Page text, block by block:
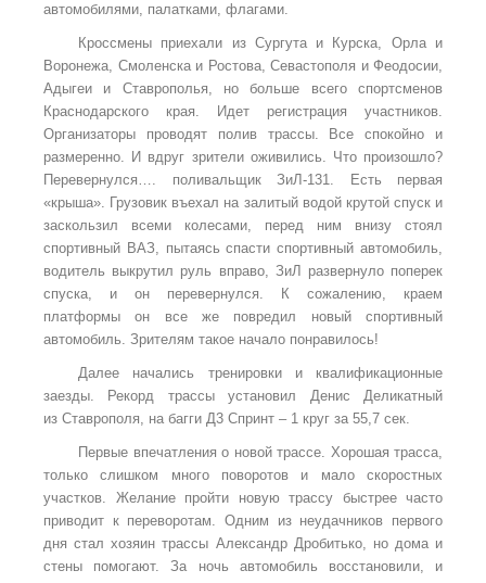
автомобилями, палатками, флагами.
Кроссмены приехали из Сургута и Курска, Орла и
Воронежа, Смоленска и Ростова, Севастополя и Феодосии,
Адыгеи и Ставрополья, но больше всего спортсменов
Краснодарского края. Идет регистрация участников.
Организаторы проводят полив трассы. Все спокойно и
размеренно. И вдруг зрители оживились. Что произошло?
Перевернулся…. поливальщик ЗиЛ-131. Есть первая
«крыша». Грузовик въехал на залитый водой крутой спуск и
заскользил всеми колесами, перед ним внизу стоял
спортивный ВАЗ, пытаясь спасти спортивный автомобиль,
водитель выкрутил руль вправо, ЗиЛ развернуло поперек
спуска, и он перевернулся. К сожалению, краем
платформы он все же повредил новый спортивный
автомобиль. Зрителям такое начало понравилось!
Далее начались тренировки и квалификационные
заезды. Рекорд трассы установил Денис Деликатный
из Ставрополя, на багги Д3 Спринт – 1 круг за 55,7 сек.
Первые впечатления о новой трассе. Хорошая трасса,
только слишком много поворотов и мало скоростных
участков. Желание пройти новую трассу быстрее часто
приводит к переворотам. Одним из неудачников первого
дня стал хозяин трассы Александр Дробитько, но дома и
стены помогают. За ночь автомобиль восстановили, и